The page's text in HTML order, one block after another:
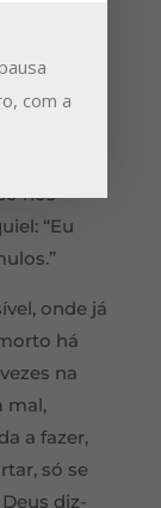
de
tudo para
nós tem
nós
“Eu
onde já
há
na
mal,
a fazer,
só se
diz-
com a